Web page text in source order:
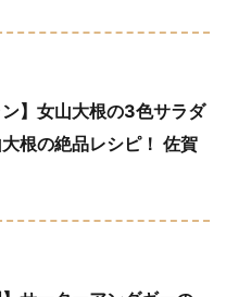
ン】女山大根の3色サラダ
根の絶品レシピ！ 佐賀